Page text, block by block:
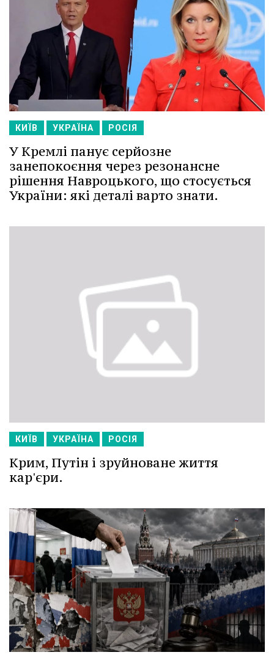
КИЇВ УКРАЇНА РОСІЯ
У Кремлі панує серйозне
занепокоєння через резонансне
рішення Навроцького, що стосується
України: які деталі варто знати.
КИЇВ УКРАЇНА РОСІЯ
Крим, Путін і зруйноване життя
кар'єри.